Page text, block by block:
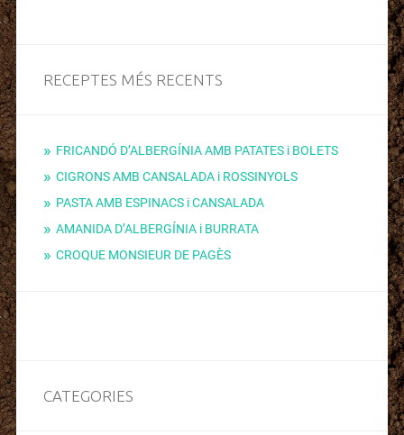
RECEPTES MÉS RECENTS
FRICANDÓ D’ALBERGÍNIA AMB PATATES i BOLETS
CIGRONS AMB CANSALADA i ROSSINYOLS
PASTA AMB ESPINACS i CANSALADA
AMANIDA D’ALBERGÍNIA i BURRATA
CROQUE MONSIEUR DE PAGÈS
CATEGORIES